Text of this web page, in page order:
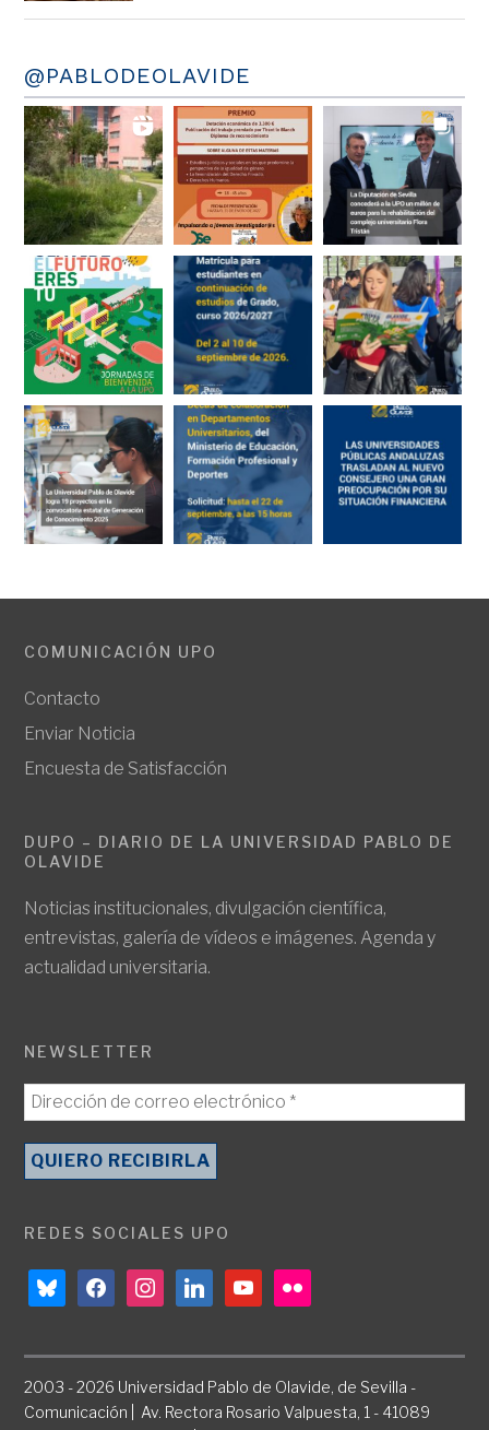
@PABLODEOLAVIDE
COMUNICACIÓN UPO
Contacto
Enviar Noticia
Encuesta de Satisfacción
DUPO – DIARIO DE LA UNIVERSIDAD PABLO DE
OLAVIDE
Noticias institucionales, divulgación científica,
entrevistas, galería de vídeos e imágenes. Agenda y
actualidad universitaria.
NEWSLETTER
REDES SOCIALES UPO
blueskyfacebookinstagramlinkedinyoutubeflickr
2003 - 2026 Universidad Pablo de Olavide, de Sevilla -
Comunicación | Av. Rectora Rosario Valpuesta, 1 - 41089